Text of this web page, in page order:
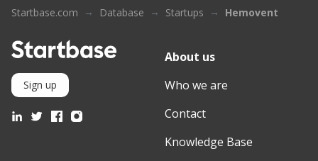
Startbase.com Database Startups Hemovent
Sign up
About us
Who we are
Contact
Knowledge Base